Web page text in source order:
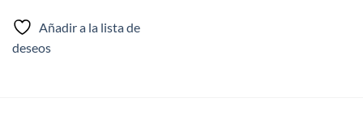
Añadir a la lista de
deseos